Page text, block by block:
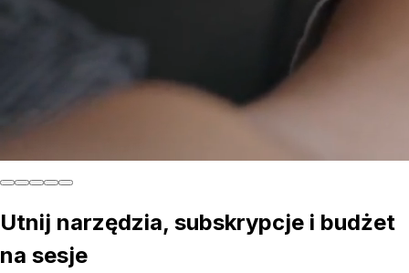
Utnij narzędzia, subskrypcje i budżet
na sesje